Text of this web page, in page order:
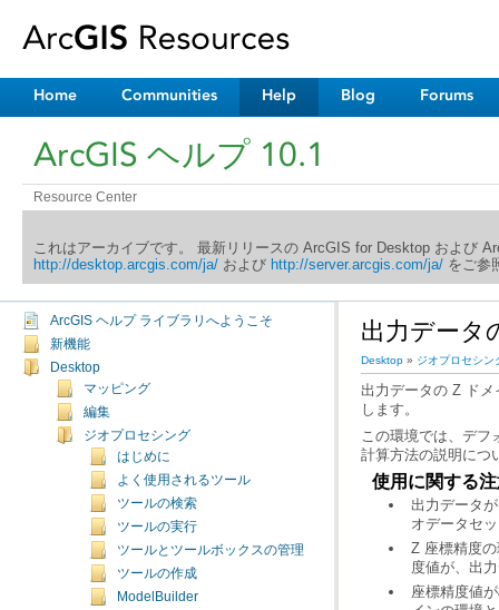
Home Communities Help Blog Forums
ArcGIS ヘルプ 10.1
Resource Center
これはアーカイブです。 最新リリースの ArcGIS for Desktop および
http://desktop.arcgis.com/ja/および http://server.arcgis.com/ja/をご参
ArcGIS ヘルプ ライブラリへようこそ
新機能
Desktop
マッピング
編集
ジオプロセシング
はじめに
よく使用されるツール
ツールの検索
ツールの実行
ツールとツールボックスの管理
ツールの作成
ModelBuilder
出力データ
Desktop » ジオプロセシン
します。
計算方法の説明につ
使用に関する
オデータセ
度値が、出